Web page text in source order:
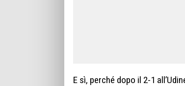
E sì, perché dopo il 2-1